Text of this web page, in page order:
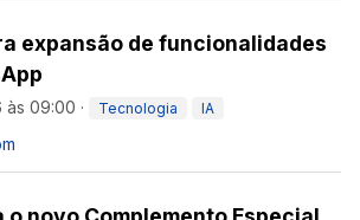
expansão de funcionalidades
às 09:00 · Tecnologia IA